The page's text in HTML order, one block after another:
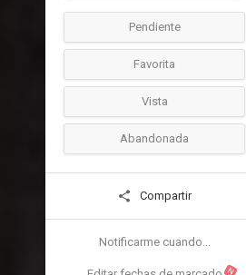
Pendiente
Favorita
Vista
Abandonada
Compartir
Notificarme cuando...
N